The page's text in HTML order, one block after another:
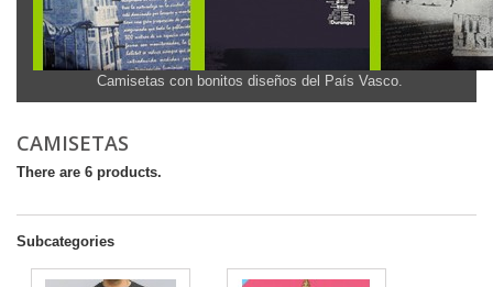
Camisetas con bonitos diseños del País Vasco.
CAMISETAS
There are 6 products.
Subcategories